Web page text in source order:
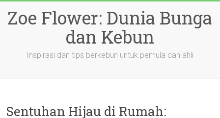
content
Zoe Flower: Dunia Bunga
dan Kebun
Inspirasi dan tips berkebun untuk pemula dan ahli
Sentuhan Hijau di Rumah: